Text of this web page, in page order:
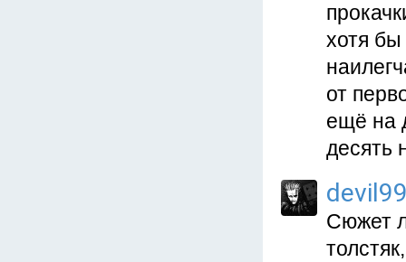
хотя бы
от
ещё на
десять
Сюжет